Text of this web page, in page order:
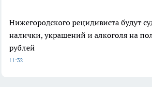
Нижегородского рецидивиста будут
налички, украшений и алкоголя на
рублей
11:32